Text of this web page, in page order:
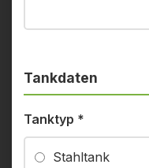
Tankdaten
Tanktyp *
Stahltank